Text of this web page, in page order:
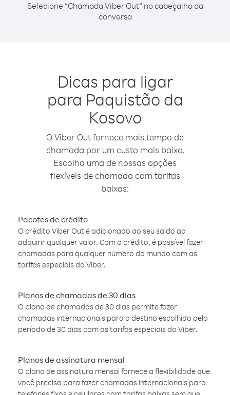
Selecione “Chamada Viber Out” no cabeçalho da
conversa
Dicas para ligar
para Paquistão da
Kosovo
O Viber Out fornece mais tempo de
chamada por um custo mais baixo.
Escolha uma de nossas opções
flexíveis de chamada com tarifas
baixas:
Pacotes de crédito
O crédito Viber Out é adicionado ao seu saldo ao
adquirir qualquer valor. Com o crédito, é possível fazer
chamadas para qualquer número do mundo com as
tarifas especiais do Viber.
Planos de chamadas de 30 dias
O plano de chamadas de 30 dias permite fazer
chamadas internacionais para o destino escolhido pelo
período de 30 dias com as tarifas especiais do Viber.
Planos de assinatura mensal
O plano de assinatura mensal fornece a flexibilidade que
você precisa para fazer chamadas internacionais para